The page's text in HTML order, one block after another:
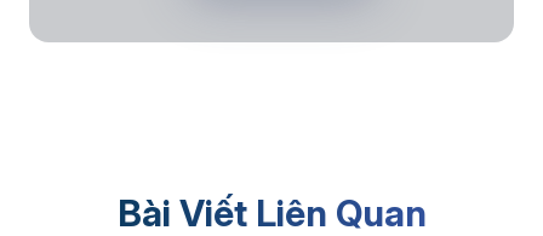
Bài Viết Liên Quan